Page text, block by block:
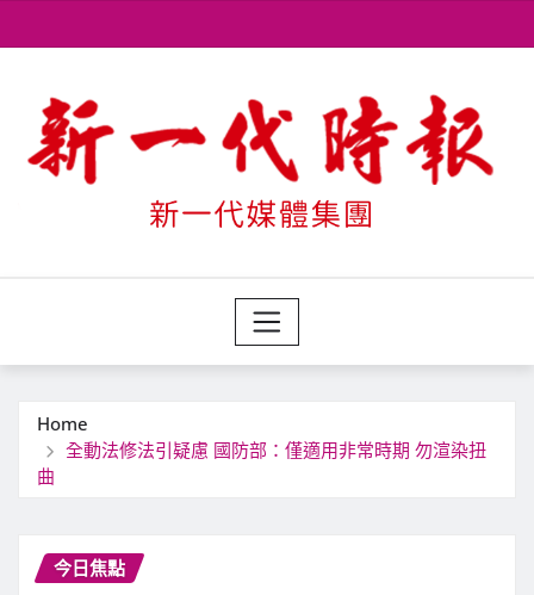
to
Home
全動法修法引疑慮 國防部：僅適用非常時期 勿渲染扭
曲
今日焦點